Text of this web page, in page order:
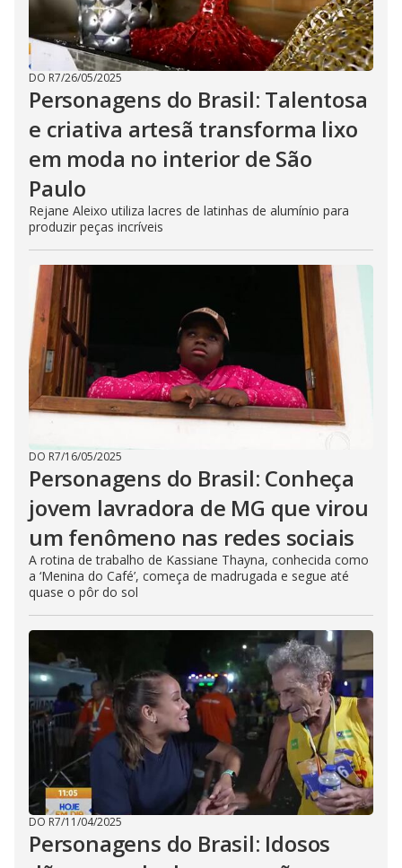
DO R7/26/05/2025
Personagens do Brasil: Talentosa
e criativa artesã transforma lixo
em moda no interior de São
Paulo
Rejane Aleixo utiliza lacres de latinhas de alumínio para
produzir peças incríveis
DO R7/16/05/2025
Personagens do Brasil: Conheça
jovem lavradora de MG que virou
um fenômeno nas redes sociais
A rotina de trabalho de Kassiane Thayna, conhecida como
a ‘Menina do Café’, começa de madrugada e segue até
quase o pôr do sol
DO R7/11/04/2025
Personagens do Brasil: Idosos